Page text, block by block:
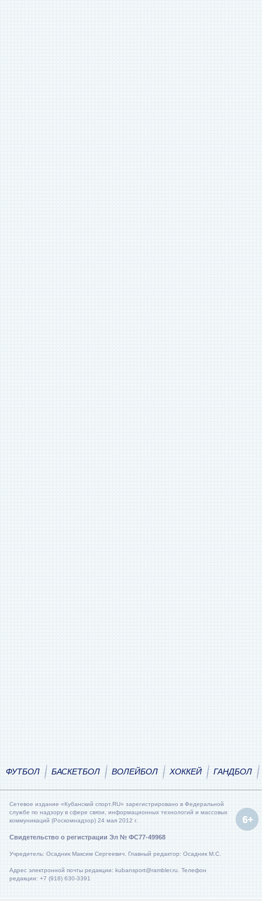
ФУТБОЛ БАСКЕТБОЛ ВОЛЕЙБОЛ ХОККЕЙ ГАНДБОЛ
Сетевое издание «Кубанский спорт.RU» зарегистрировано в Федеральной
службе по надзору в сфере связи, информационных технологий и массовых
коммуникаций (Роскомнадзор) 24 мая 2012 г.
Свидетельство о регистрации Эл № ФС77-49968
Учредитель: Осадник Максим Сергеевич. Главный редактор: Осадник М.С.
Адрес электронной почты редакции: kubansport@rambler.ru. Телефон
редакции: +7 (918) 630-3391